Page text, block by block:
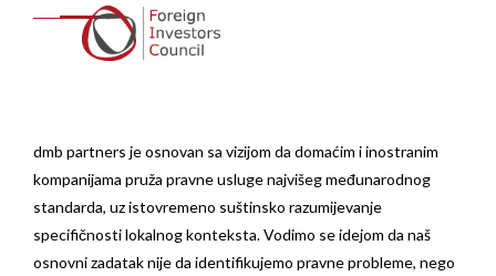
dmb partners je osnovan sa vizijom da domaćim i inostranim
kompanijama pruža pravne usluge najvišeg međunarodnog
standarda, uz istovremeno suštinsko razumijevanje
specifičnosti lokalnog konteksta. Vodimo se idejom da naš
osnovni zadatak nije da identifikujemo pravne probleme, nego